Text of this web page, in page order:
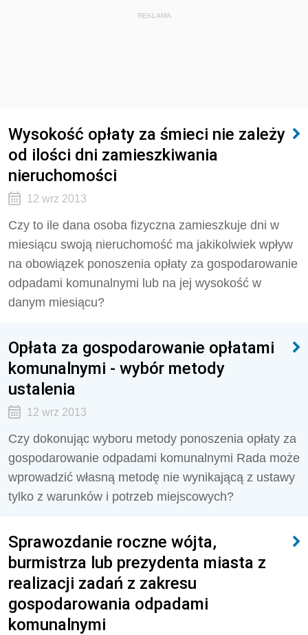
REKLAMA
Wysokość opłaty za śmieci nie zależy
od ilości dni zamieszkiwania
nieruchomości
12 wrz 2013
Czy to ile dana osoba fizyczna zamieszkuje dni w
miesiącu swoją nieruchomość ma jakikolwiek wpływ
na obowiązek ponoszenia opłaty za gospodarowanie
odpadami komunalnymi lub na jej wysokość w
danym miesiącu?
Opłata za gospodarowanie opłatami
komunalnymi - wybór metody
ustalenia
12 wrz 2013
Czy dokonując wyboru metody ponoszenia opłaty za
gospodarowanie odpadami komunalnymi Rada może
wprowadzić własną metodę nie wynikającą z ustawy
tylko z warunków i potrzeb miejscowych?
Sprawozdanie roczne wójta,
burmistrza lub prezydenta miasta z
realizacji zadań z zakresu
gospodarowania odpadami
komunalnymi